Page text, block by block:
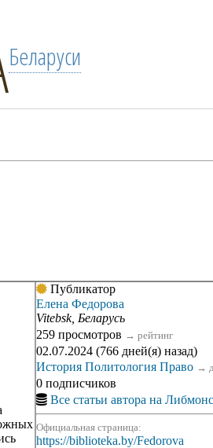
Беларуси
Публикатор
Елена Федорова
Vitebsk, Беларусь
259 просмотров → рейтинг
02.07.2024 (766 дней(я) назад)
История Политология Право →
0 подписчиков
Все статьи автора на
Официальная страница:
https://biblioteka.by/Fedorova